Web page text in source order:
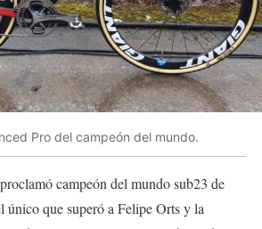
Pro del campeón del mundo.
campeón del mundo sub23 de
único que superó a Felipe Orts y la